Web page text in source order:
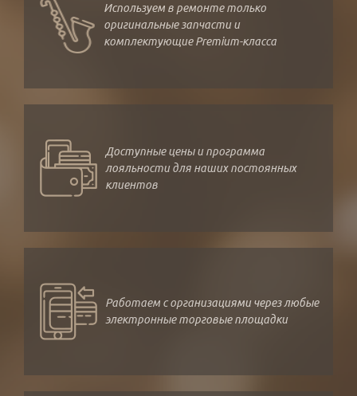
Используем в ремонте только
оригинальные запчасти и
комплектующие Premium-класса
Доступные цены и программа
лояльности для наших постоянных
клиентов
Работаем с организациями через любые
электронные торговые площадки